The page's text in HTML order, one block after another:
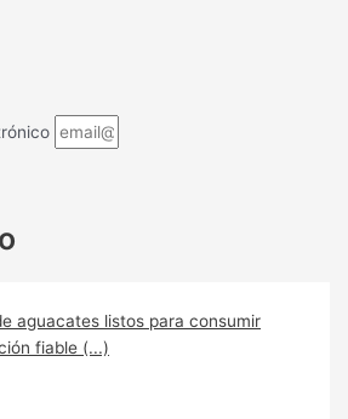
aguacates listos para consumir
fiable (...)